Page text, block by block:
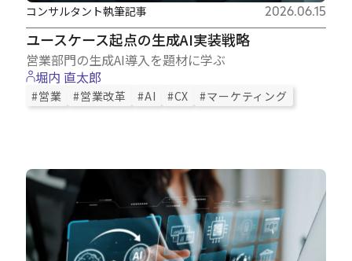
ユースケース起点の生成AI実装戦略
営業部門の生成AI導入を題材に学ぶ
コンサルタント執筆記事 2026.06.15
堀内 直太郎
#営業 #営業改革 #AI #CX #マーケティング